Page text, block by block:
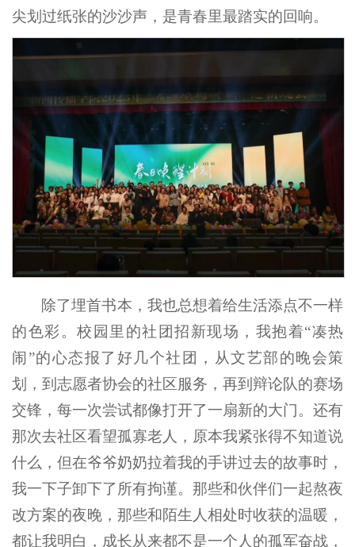
尖划过纸张的沙沙声，是青春里最踏实的回响。
除了埋首书本，我也总想着给生活添点不一样
的色彩。校园里的社团招新现场，我抱着“凑热
闹”的心态报了好几个社团，从文艺部的晚会策
划，到志愿者协会的社区服务，再到辩论队的赛场
交锋，每一次尝试都像打开了一扇新的大门。还有
那次去社区看望孤寡老人，原本我紧张得不知道说
什么，但在爷爷奶奶拉着我的手讲过去的故事时，
我一下子卸下了所有拘谨。那些和伙伴们一起熬夜
改方案的夜晚，那些和陌生人相处时收获的温暖，
都让我明白，成长从来都不是一个人的孤军奋战，